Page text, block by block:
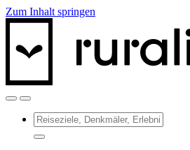
Zum Inhalt springen